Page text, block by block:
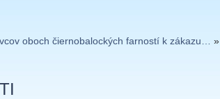
oboch čiernobalockých farností k zákazu…
»